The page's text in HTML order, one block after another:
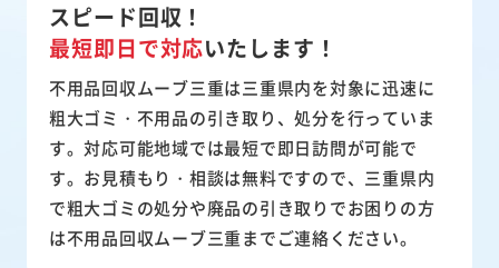
スピード回収！
最短即日で対応いたします！
不用品回収ムーブ三重は三重県内を対象に迅速に
粗大ゴミ・不用品の引き取り、処分を行っていま
す。対応可能地域では最短で即日訪問が可能で
す。お見積もり・相談は無料ですので、三重県内
で粗大ゴミの処分や廃品の引き取りでお困りの方
は不用品回収ムーブ三重までご連絡ください。